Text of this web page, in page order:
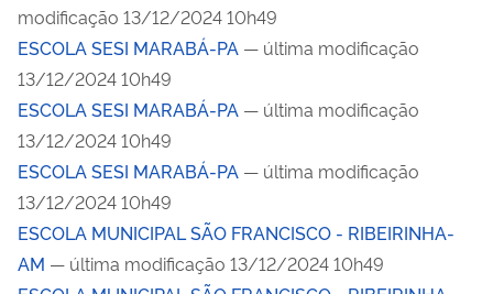
modificação 13/12/2024 10h49
ESCOLA SESI MARABÁ-PA — última modificação
13/12/2024 10h49
ESCOLA SESI MARABÁ-PA — última modificação
13/12/2024 10h49
ESCOLA SESI MARABÁ-PA — última modificação
13/12/2024 10h49
ESCOLA MUNICIPAL SÃO FRANCISCO - RIBEIRINHA-
AM — última modificação 13/12/2024 10h49